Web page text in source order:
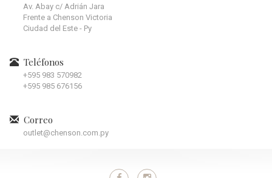
Av. Abay c/ Adrián Jara
Frente a Chenson Victoria
Ciudad del Este - Py
Teléfonos
+595 983 570982
+595 985 676156
Correo
outlet@chenson.com.py